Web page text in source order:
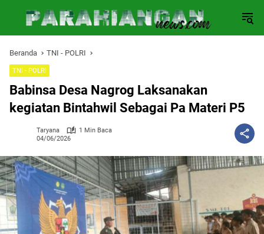
Beranda TNI - POLRI
TNI - POLRI
Babinsa Desa Nagrog Laksanakan
kegiatan Bintahwil Sebagai Pa Materi P5
Taryana
1 Min Baca
04/06/2026